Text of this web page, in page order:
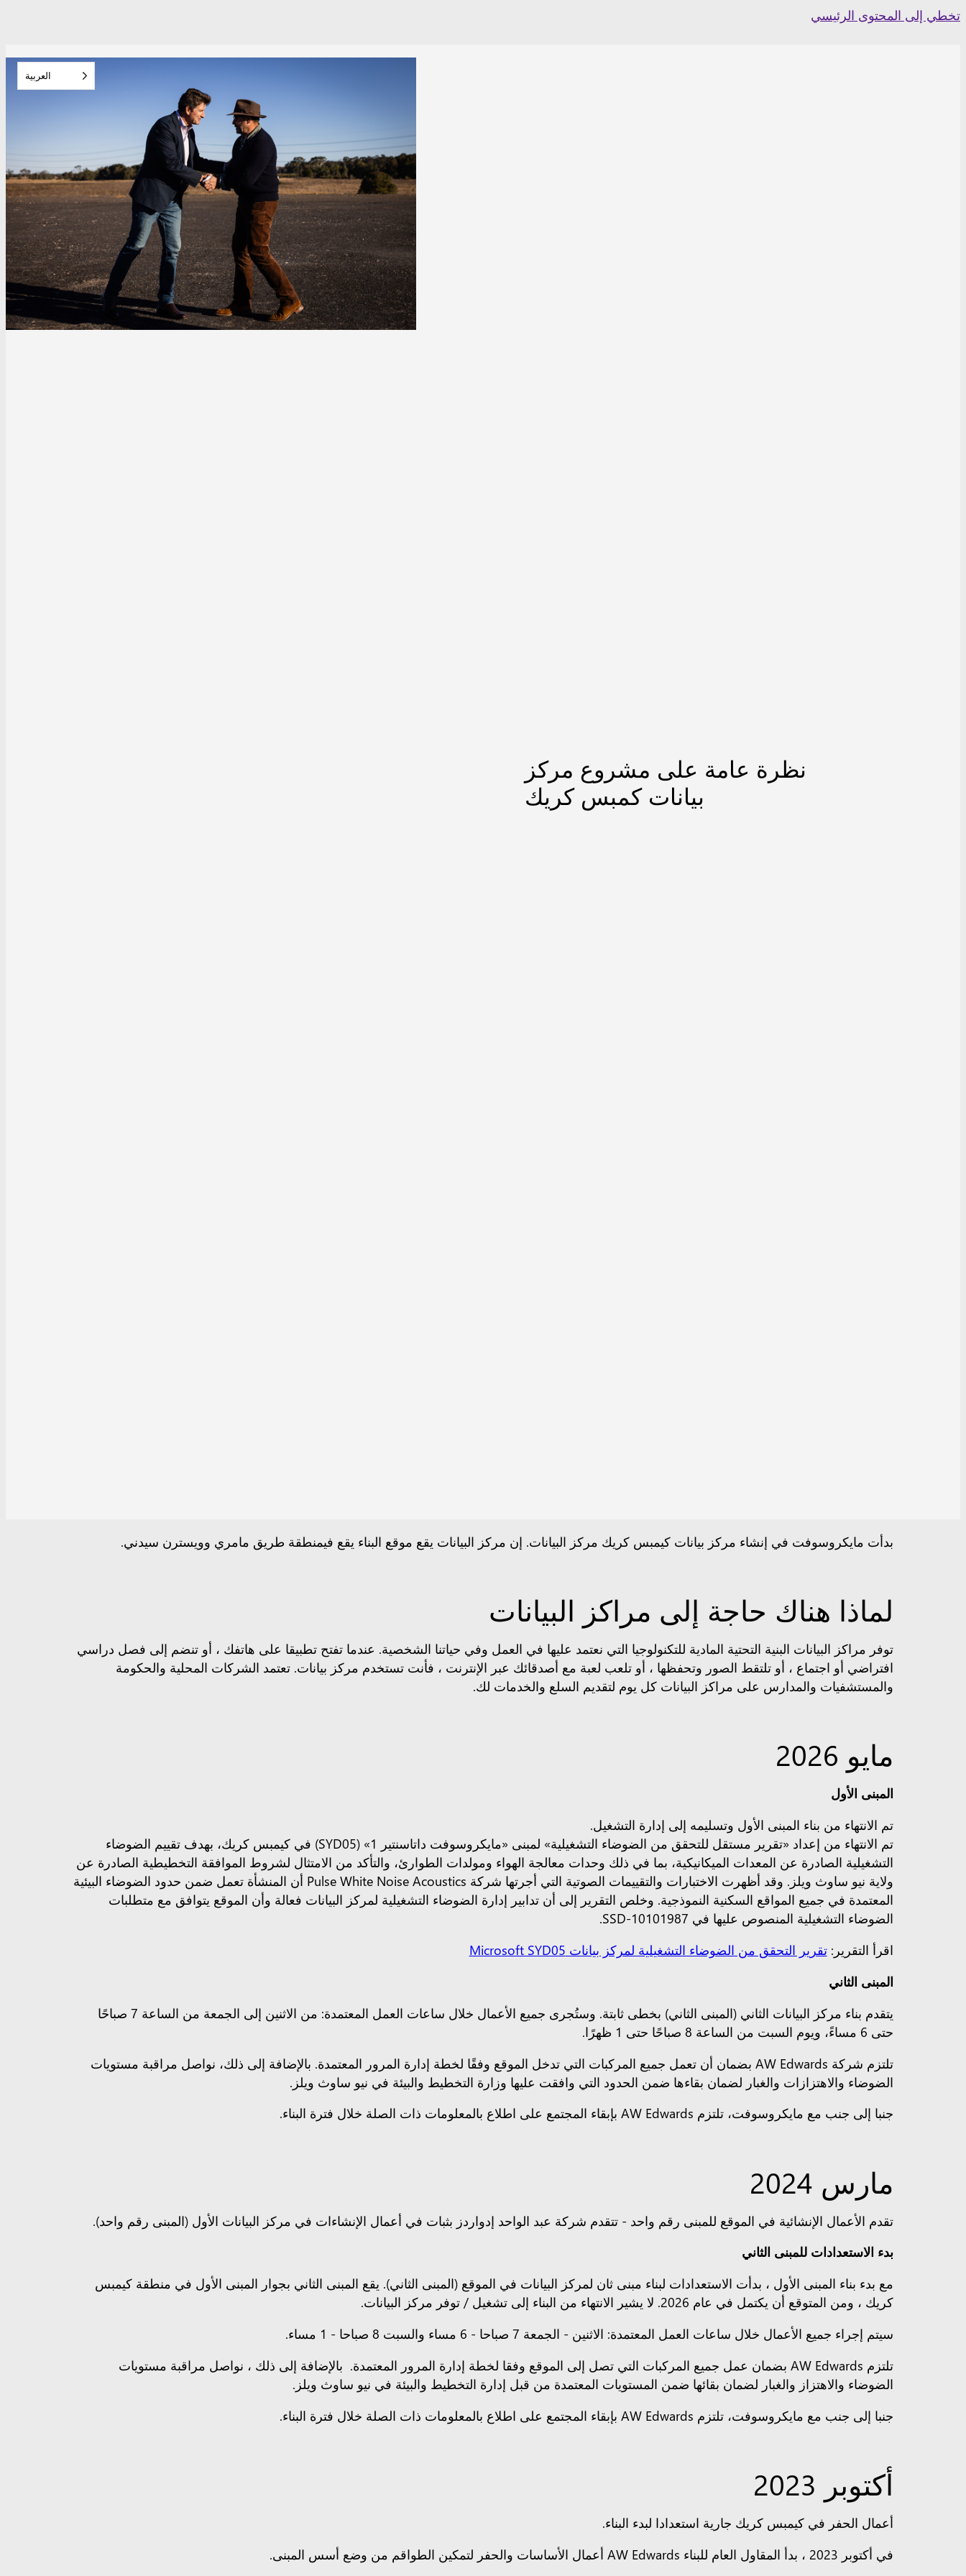
Skip
تخطي إلى المحتوى الرئيسي
العربية‏
نظرة عامة على مشروع مركز
بيانات كمبس كريك
بدأت مايكروسوفت في إنشاء مركز بيانات كيمبس كريك مركز البيانات. إن مركز البيانات يقع موقع البناء يقع فيمنطقة طريق مامري وويسترن سيدني.
لماذا هناك حاجة إلى مراكز البيانات
توفر مراكز البيانات البنية التحتية المادية للتكنولوجيا التي نعتمد عليها في العمل وفي حياتنا الشخصية. عندما تفتح تطبيقا على هاتفك ، أو تنضم إلى فصل دراسي
افتراضي أو اجتماع ، أو تلتقط الصور وتحفظها ، أو تلعب لعبة مع أصدقائك عبر الإنترنت ، فأنت تستخدم مركز بيانات. تعتمد الشركات المحلية والحكومة
والمستشفيات والمدارس على مراكز البيانات كل يوم لتقديم السلع والخدمات لك.
مايو 2026
المبنى الأول
تم الانتهاء من بناء المبنى الأول وتسليمه إلى إدارة التشغيل.
تم الانتهاء من إعداد «تقرير مستقل للتحقق من الضوضاء التشغيلية» لمبنى «مايكروسوفت داتاسنتير 1» (SYD05) في كيمبس كريك، بهدف تقييم الضوضاء
التشغيلية الصادرة عن المعدات الميكانيكية، بما في ذلك وحدات معالجة الهواء ومولدات الطوارئ، والتأكد من الامتثال لشروط الموافقة التخطيطية الصادرة عن
ولاية نيو ساوث ويلز. وقد أظهرت الاختبارات والتقييمات الصوتية التي أجرتها شركة Pulse White Noise Acoustics أن المنشأة تعمل ضمن حدود الضوضاء البيئية
المعتمدة في جميع المواقع السكنية النموذجية. وخلص التقرير إلى أن تدابير إدارة الضوضاء التشغيلية لمركز البيانات فعالة وأن الموقع يتوافق مع متطلبات
الضوضاء التشغيلية المنصوص عليها في SSD-10101987.
اقرأ التقرير:تقرير التحقق من الضوضاء التشغيلية لمركز بيانات Microsoft SYD05
المبنى الثاني
يتقدم بناء مركز البيانات الثاني (المبنى الثاني) بخطى ثابتة. وستُجرى جميع الأعمال خلال ساعات العمل المعتمدة: من الاثنين إلى الجمعة من الساعة 7 صباحًا
حتى 6 مساءً، ويوم السبت من الساعة 8 صباحًا حتى 1 ظهرًا.
تلتزم شركة AW Edwards بضمان أن تعمل جميع المركبات التي تدخل الموقع وفقًا لخطة إدارة المرور المعتمدة. بالإضافة إلى ذلك، نواصل مراقبة مستويات
الضوضاء والاهتزازات والغبار لضمان بقاءها ضمن الحدود التي وافقت عليها وزارة التخطيط والبيئة في نيو ساوث ويلز.
جنبا إلى جنب مع مايكروسوفت، تلتزم AW Edwards بإبقاء المجتمع على اطلاع بالمعلومات ذات الصلة خلال فترة البناء.
مارس 2024
تقدم الأعمال الإنشائية في الموقع للمبنى رقم واحد - تتقدم شركة عبد الواحد إدواردز بثبات في أعمال الإنشاءات في مركز البيانات الأول (المبنى رقم واحد).
بدء الاستعدادات للمبنى الثاني
مع بدء بناء المبنى الأول ، بدأت الاستعدادات لبناء مبنى ثان لمركز البيانات في الموقع (المبنى الثاني). يقع المبنى الثاني بجوار المبنى الأول في منطقة كيمبس
كريك ، ومن المتوقع أن يكتمل في عام 2026. لا يشير الانتهاء من البناء إلى تشغيل / توفر مركز البيانات.
سيتم إجراء جميع الأعمال خلال ساعات العمل المعتمدة: الاثنين - الجمعة 7 صباحا - 6 مساء والسبت 8 صباحا - 1 مساء.
تلتزم AW Edwards بضمان عمل جميع المركبات التي تصل إلى الموقع وفقا لخطة إدارة المرور المعتمدة. بالإضافة إلى ذلك ، نواصل مراقبة مستويات
الضوضاء والاهتزاز والغبار لضمان بقائها ضمن المستويات المعتمدة من قبل إدارة التخطيط والبيئة في نيو ساوث ويلز.
جنبا إلى جنب مع مايكروسوفت، تلتزم AW Edwards بإبقاء المجتمع على اطلاع بالمعلومات ذات الصلة خلال فترة البناء.
أكتوبر 2023
أعمال الحفر في كيمبس كريك جارية استعدادا لبدء البناء.
في أكتوبر 2023 ، بدأ المقاول العام للبناء AW Edwards أعمال الأساسات والحفر لتمكين الطواقم من وضع أسس المبنى.